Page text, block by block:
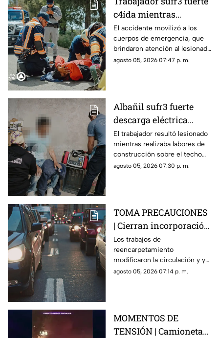
c4ída mientras
trabajaba en Guadalupe
La Venta
El accidente movilizó a los
cuerpos de emergencia, que
brindaron atención al lesionado
antes de trasladarlo a un
agosto 05, 2026 07:47 p. m.
Albañil sufr3 fuerte
descarga eléctrica
mientras trabajaba en
una azotea de San José
Buenavista
El trabajador resultó lesionado
mientras realizaba labores de
construcción sobre el techo
de una vivienda y tuvo que
agosto 05, 2026 07:30 p. m.
TOMA PRECAUCIONES
| Cierran incorporación
hacia la carretera 57;
esta es la zona afectada
Los trabajos de
reencarpetamiento
modificaron la circulación y ya
generan carga vehicular en el
agosto 05, 2026 07:14 p. m.
MOMENTOS DE
TENSIÓN | Camioneta